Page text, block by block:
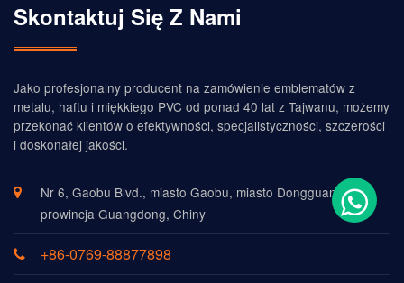
Skontaktuj Się Z Nami
Jako profesjonalny producent na zamówienie emblematów z
metalu, haftu i miękkiego PVC od ponad 40 lat z Tajwanu, możemy
przekonać klientów o efektywności, specjalistyczności, szczerości
i doskonałej jakości.
Nr 6, Gaobu Blvd., miasto Gaobu, miasto Dongguan,
prowincja Guangdong, Chiny
+86-0769-88877898